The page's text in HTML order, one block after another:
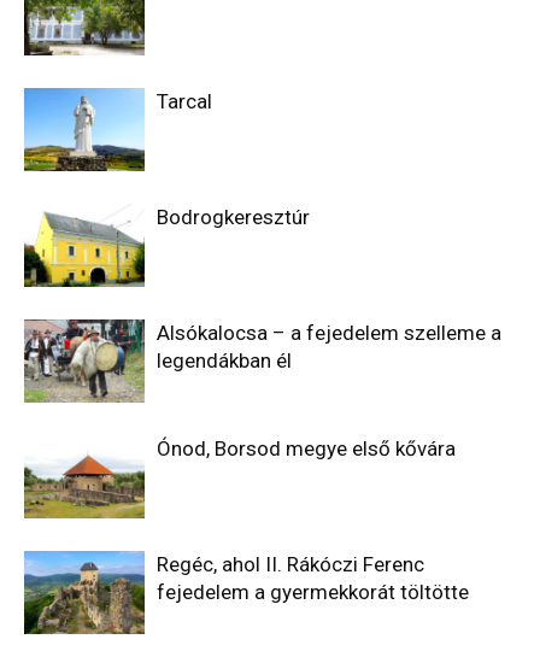
Tarcal
Bodrogkeresztúr
Alsókalocsa – a fejedelem szelleme a
legendákban él
Ónod, Borsod megye első kővára
Regéc, ahol II. Rákóczi Ferenc
fejedelem a gyermekkorát töltötte